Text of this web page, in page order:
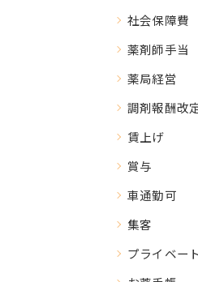
社会保障費
薬剤師手当
薬局経営
調剤報酬改
賃上げ
賞与
車通勤可
集客
プライベー